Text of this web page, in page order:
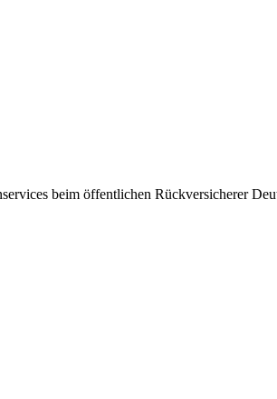
beim öffentlichen Rückversicherer